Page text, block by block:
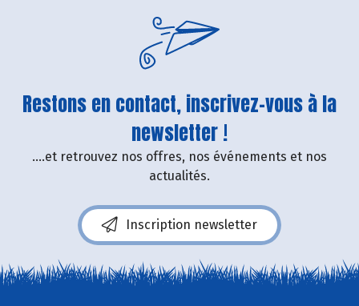
Restons en contact, inscrivez-vous à la
newsletter !
....et retrouvez nos offres, nos événements et nos
actualités.
Inscription newsletter